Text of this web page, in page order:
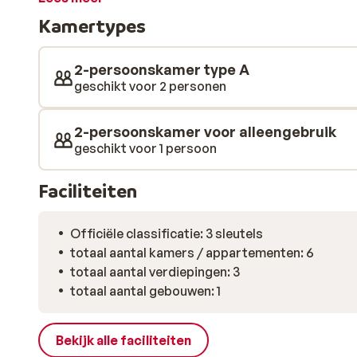
pension zelf heeft ook nog een klein zwembad, waar
ligbedje. Voor de leukste Griekse taverna's loop je
Parga. Hier is het iedere avond weer hartstikke
wakker geworden in het knusse pension, krijg je
goed begin van de dag!
Kamertypes
2-persoonskamer type A
geschikt voor 2 personen
2-persoonskamer voor alleengebruik
geschikt voor 1 persoon
Faciliteiten
Officiële classificatie: 3 sleutels
totaal aantal kamers / appartementen: 6
totaal aantal verdiepingen: 3
totaal aantal gebouwen: 1
Bekijk alle faciliteiten